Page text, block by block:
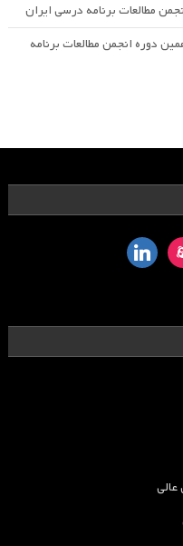
مطالعات برنامه درسی ایران
دوره انجمن مطالعات برنامه
linkedin